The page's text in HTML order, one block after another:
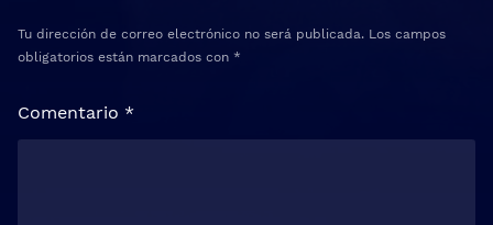
Tu dirección de correo electrónico no será publicada. Los campos
obligatorios están marcados con *
Comentario *